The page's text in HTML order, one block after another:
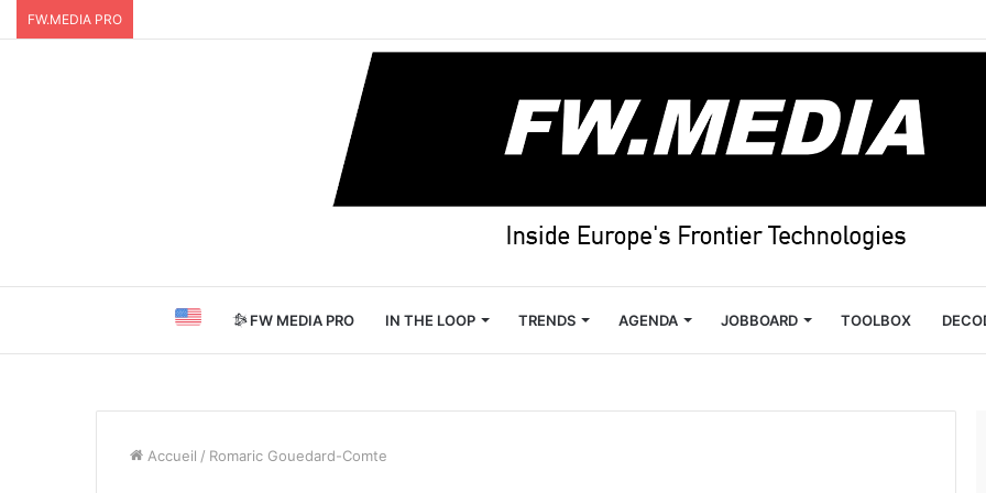
FW.MEDIA PRO
FW MEDIA PRO IN THE LOOP TRENDS AGENDA JOBBOARD TOOLBOX
Accueil / Romaric Gouedard-Comte